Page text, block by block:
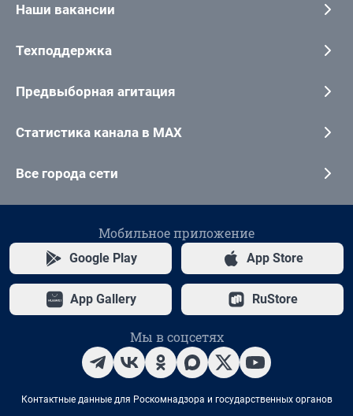
Наши вакансии
Техподдержка
Предвыборная агитация
Статистика канала в MAX
Все города сети
Мобильное приложение
Google Play App Store
App Gallery RuStore
Мы в соцсетях
Контактные данные для Роскомнадзора и государственных органов